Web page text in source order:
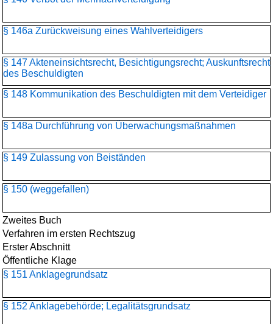
§ 146a Zurückweisung eines Wahlverteidigers
§ 147 Akteneinsichtsrecht, Besichtigungsrecht; Auskunftsrecht
des Beschuldigten
§ 148 Kommunikation des Beschuldigten mit dem Verteidiger
§ 148a Durchführung von Überwachungsmaßnahmen
§ 149 Zulassung von Beiständen
§ 150 (weggefallen)
Zweites Buch
Verfahren im ersten Rechtszug
Erster Abschnitt
Öffentliche Klage
§ 151 Anklagegrundsatz
§ 152 Anklagebehörde; Legalitätsgrundsatz